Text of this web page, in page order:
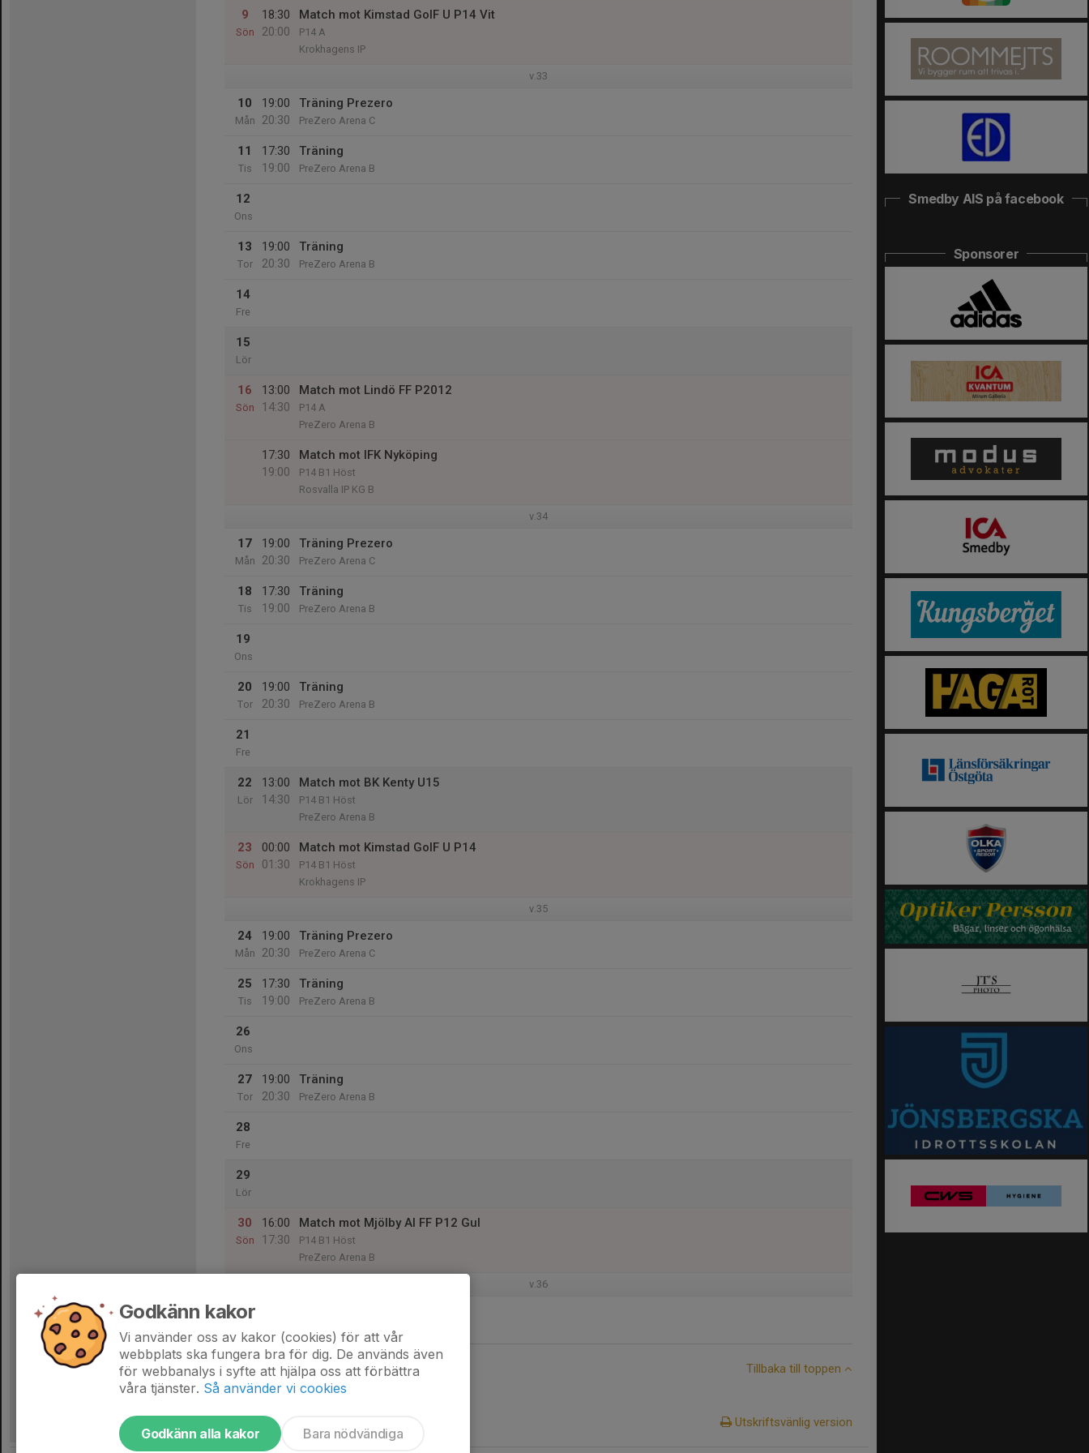
9
Sön
18:30
20:00
Match mot Kimstad GoIF U P14 Vit
P14 A
Krokhagens IP
v.33
10
Mån
19:00
20:30
Träning Prezero
PreZero Arena C
11
Tis
17:30
19:00
Träning
PreZero Arena B
12
Ons
13
Tor
19:00
20:30
Träning
PreZero Arena B
14
Fre
15
Lör
16
Sön
13:00
14:30
Match mot Lindö FF P2012
P14 A
PreZero Arena B
17:30
19:00
Match mot IFK Nyköping
P14 B1 Höst
Rosvalla IP KG B
v.34
17
Mån
19:00
20:30
Träning Prezero
PreZero Arena C
18
Tis
17:30
19:00
Träning
PreZero Arena B
19
Ons
20
Tor
19:00
20:30
Träning
PreZero Arena B
21
Fre
22
Lör
13:00
14:30
Match mot BK Kenty U15
P14 B1 Höst
PreZero Arena B
23
Sön
00:00
01:30
Match mot Kimstad GoIF U P14
P14 B1 Höst
Krokhagens IP
v.35
24
Mån
19:00
20:30
Träning Prezero
PreZero Arena C
25
Tis
17:30
19:00
Träning
PreZero Arena B
26
Ons
27
Tor
19:00
20:30
Träning
PreZero Arena B
28
Fre
29
Lör
30
Sön
16:00
17:30
Match mot Mjölby AI FF P12 Gul
P14 B1 Höst
PreZero Arena B
v.36
31
20:30
PreZero Arena C
Tillbaka till toppen
Utskriftsvänlig version
Smedby AIS på facebook
Sponsorer
Godkänn kakor
Vi använder oss av kakor (cookies) för att vår
webbplats ska fungera bra för dig. De används även
för webbanalys i syfte att hjälpa oss att förbättra
våra tjänster. Så använder vi cookies
Godkänn alla kakor Bara nödvändiga